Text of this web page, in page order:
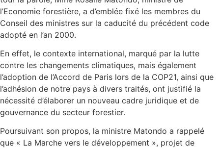
l’Economie forestière, a d’emblée fixé les membres du
Conseil des ministres sur la caducité du précédent code
adopté en l’an 2000.
En effet, le contexte international, marqué par la lutte
contre les changements climatiques, mais également
l’adoption de l’Accord de Paris lors de la COP21, ainsi que
l’adhésion de notre pays à divers traités, ont justifié la
nécessité d’élaborer un nouveau cadre juridique et de
gouvernance du secteur forestier.
Poursuivant son propos, la ministre Matondo a rappelé
que « La Marche vers le développement », projet de